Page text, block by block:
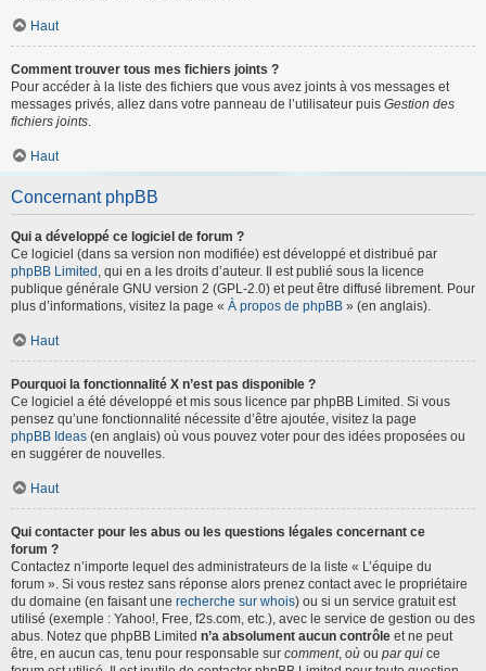
Haut
Comment trouver tous mes fichiers joints ?
Pour accéder à la liste des fichiers que vous avez joints à vos messages et
messages privés, allez dans votre panneau de l’utilisateur puis Gestion des
fichiers joints.
Haut
Concernant phpBB
Qui a développé ce logiciel de forum ?
Ce logiciel (dans sa version non modifiée) est développé et distribué par
phpBB Limited , qui en a les droits d’auteur. Il est publié sous la licence
publique générale GNU version 2 (GPL-2.0) et peut être diffusé librement. Pour
plus d’informations, visitez la page « À propos de phpBB » (en anglais).
Haut
Pourquoi la fonctionnalité X n’est pas disponible ?
Ce logiciel a été développé et mis sous licence par phpBB Limited. Si vous
pensez qu’une fonctionnalité nécessite d’être ajoutée, visitez la page
phpBB Ideas (en anglais) où vous pouvez voter pour des idées proposées ou
en suggérer de nouvelles.
Haut
Qui contacter pour les abus ou les questions légales concernant ce
forum ?
Contactez n’importe lequel des administrateurs de la liste « L’équipe du
forum ». Si vous restez sans réponse alors prenez contact avec le propriétaire
du domaine (en faisant une recherche sur whois) ou si un service gratuit est
utilisé (exemple : Yahoo!, Free, f2s.com, etc.), avec le service de gestion ou des
abus. Notez que phpBB Limited n’a absolument aucun contrôle et ne peut
être, en aucun cas, tenu pour responsable sur comment, où ou par qui ce